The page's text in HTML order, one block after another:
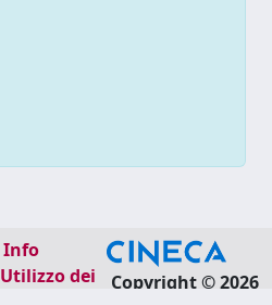
Info
Utilizzo dei
Copyright © 2026